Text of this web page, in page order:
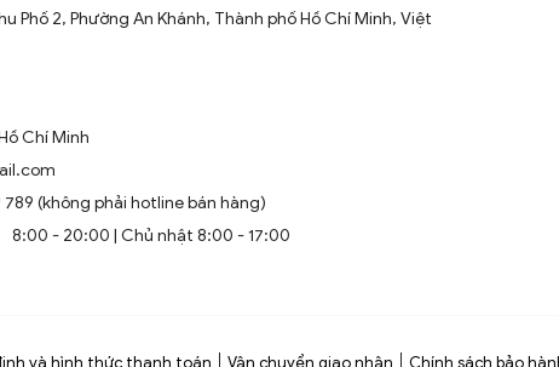
Phố 2, Phường An Khánh, Thành phố Hồ Chí Minh, Việt
Chí Minh
789 (không phải hotline bán hàng)
8:00 - 20:00 | Chủ nhật 8:00 - 17:00
và hình thức thanh toán Vận chuyển giao nhận Chính sách bảo